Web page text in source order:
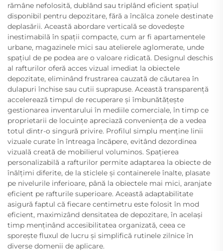
rămâne nefolosită, dublând sau triplând eficient spațiul
disponibil pentru depozitare, fără a încălca zonele destinate
deplasării. Această abordare verticală se dovedește
inestimabilă în spații compacte, cum ar fi apartamentele
urbane, magazinele mici sau atelierele aglomerate, unde
spațiul de pe podea are o valoare ridicată. Designul deschis
al rafturilor oferă acces vizual imediat la obiectele
depozitate, eliminând frustrarea cauzată de căutarea în
dulapuri închise sau cutii suprapuse. Această transparență
accelerează timpul de recuperare și îmbunătățește
gestionarea inventarului în mediile comerciale, în timp ce
proprietarii de locuințe apreciază conveniența de a vedea
totul dintr-o singură privire. Profilul simplu menține linii
vizuale curate în întreaga încăpere, evitând dezordinea
vizuală creată de mobilierul voluminos. Spațierea
personalizabilă a rafturilor permite adaptarea la obiecte de
înălțimi diferite, de la sticlele și containerele înalte, plasate
pe nivelurile inferioare, până la obiectele mai mici, aranjate
eficient pe rafturile superioare. Această adaptabilitate
asigură faptul că fiecare centimetru este folosit în mod
eficient, maximizând densitatea de depozitare, în același
timp menținând accesibilitatea organizată, ceea ce
sporește fluxul de lucru și simplifică rutinele zilnice în
diverse domenii de aplicare.